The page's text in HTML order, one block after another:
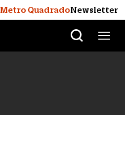
Metro QuadradoNewsletter